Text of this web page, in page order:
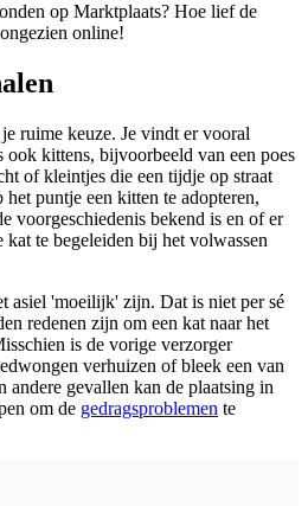
op Marktplaats? Hoe lief de
online!
ruime keuze. Je vindt er vooral
ook kittens, bijvoorbeeld van een poes
of kleintjes die een tijdje op straat
puntje een kitten te adopteren,
voorgeschiedenis bekend is en of er
te begeleiden bij het volwassen
asiel 'moeilijk' zijn. Dat is niet per sé
redenen zijn om een kat naar het
is de vorige verzorger
verhuizen of bleek een van
andere gevallen kan de plaatsing in
om de gedragsproblemen te